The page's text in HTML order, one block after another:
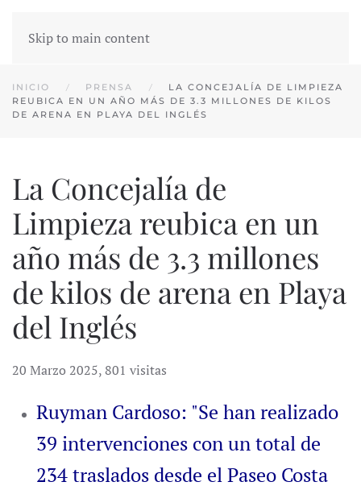
Skip to main content
INICIO PRENSA
LA CONCEJALÍA DE LIMPIEZA
REUBICA EN UN AÑO MÁS DE 3.3 MILLONES DE KILOS
DE ARENA EN PLAYA DEL INGLÉS
La Concejalía de
Limpieza reubica en un
año más de 3.3 millones
de kilos de arena en Playa
del Inglés
20 Marzo 2025,801 visitas
Ruyman Cardoso: "Se han realizado
39 intervenciones con un total de
234 traslados desde el Paseo Costa